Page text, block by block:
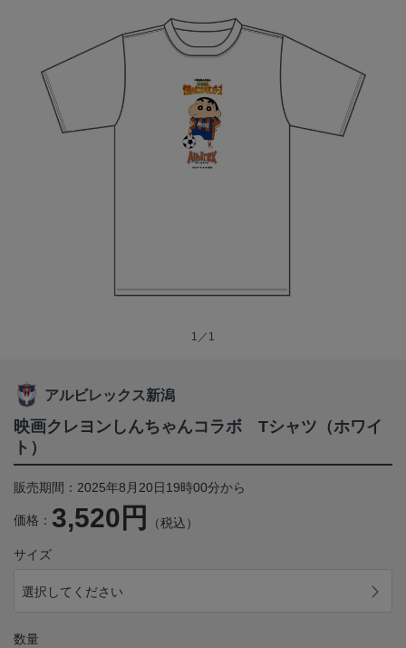
1／1
アルビレックス新潟
映画クレヨンしんちゃんコラボ Tシャツ（ホワイ
ト）
販売期間：2025年8月20日19時00分から
価格： 3,520円 （税込）
サイズ
選択してください
数量